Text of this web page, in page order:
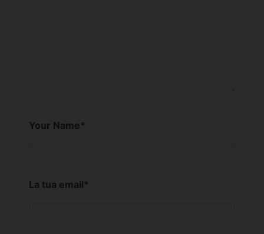
Your Name*
La tua email*